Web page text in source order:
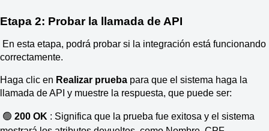
Etapa 2: Probar la llamada de API
En esta etapa, podrá probar si la integración está funcionando
correctamente.
Haga clic en Realizar prueba para que el sistema haga la
llamada de API y muestre la respuesta, que puede ser:
🟢 200 OK : Significa que la prueba fue exitosa y el sistema